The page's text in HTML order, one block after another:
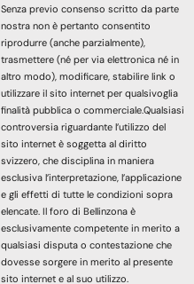
Senza previo consenso scritto da parte
nostra non è pertanto consentito
riprodurre (anche parzialmente),
trasmettere (né per via elettronica né in
altro modo), modificare, stabilire link o
utilizzare il sito internet per qualsivoglia
finalità pubblica o commerciale.Qualsiasi
controversia riguardante l’utilizzo del
sito internet è soggetta al diritto
svizzero, che disciplina in maniera
esclusiva l’interpretazione, l’applicazione
e gli effetti di tutte le condizioni sopra
elencate. Il foro di Bellinzona è
esclusivamente competente in merito a
qualsiasi disputa o contestazione che
dovesse sorgere in merito al presente
sito internet e al suo utilizzo.